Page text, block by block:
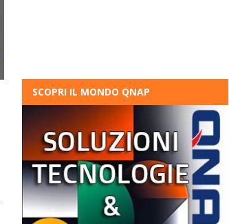
SCOPRI IL MONDO QNAP